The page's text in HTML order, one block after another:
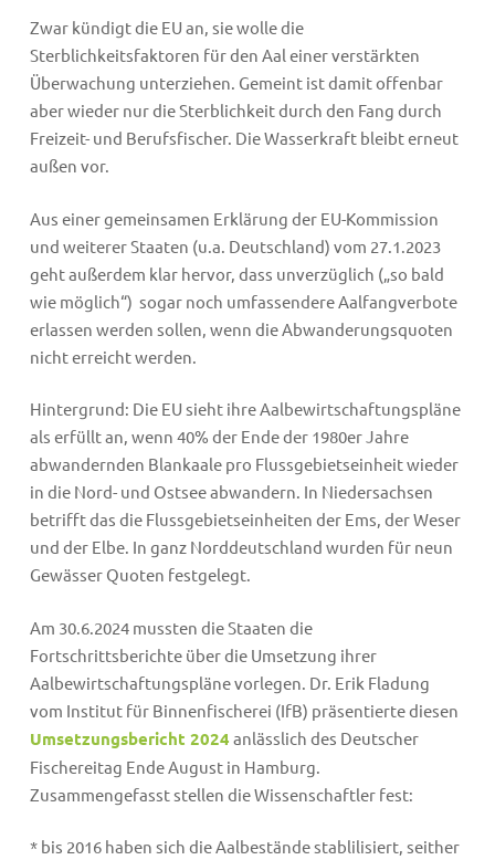
Zwar kündigt die EU an, sie wolle die
Sterblichkeitsfaktoren für den Aal einer verstärkten
Überwachung unterziehen. Gemeint ist damit offenbar
aber wieder nur die Sterblichkeit durch den Fang durch
Freizeit- und Berufsfischer. Die Wasserkraft bleibt erneut
außen vor.
Aus einer gemeinsamen Erklärung der EU-Kommission
und weiterer Staaten (u.a. Deutschland) vom 27.1.2023
geht außerdem klar hervor, dass unverzüglich („so bald
wie möglich“) sogar noch umfassendere Aalfangverbote
erlassen werden sollen, wenn die Abwanderungsquoten
nicht erreicht werden.
Hintergrund: Die EU sieht ihre Aalbewirtschaftungspläne
als erfüllt an, wenn 40% der Ende der 1980er Jahre
abwandernden Blankaale pro Flussgebietseinheit wieder
in die Nord- und Ostsee abwandern. In Niedersachsen
betrifft das die Flussgebietseinheiten der Ems, der Weser
und der Elbe. In ganz Norddeutschland wurden für neun
Gewässer Quoten festgelegt.
Am 30.6.2024 mussten die Staaten die
Fortschrittsberichte über die Umsetzung ihrer
Aalbewirtschaftungspläne vorlegen. Dr. Erik Fladung
vom Institut für Binnenfischerei (IfB) präsentierte diesen
Umsetzungsbericht 2024 anlässlich des Deutscher
Fischereitag Ende August in Hamburg.
Zusammengefasst stellen die Wissenschaftler fest:
* bis 2016 haben sich die Aalbestände stablilisiert, seither